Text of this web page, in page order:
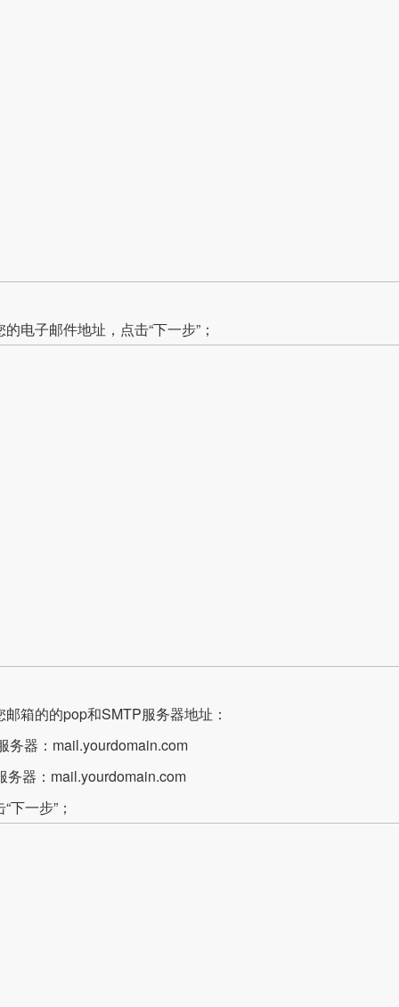
电子邮件地址，点击“下一步”；
邮箱的的pop和SMTP服务器地址：
务器：mail.yourdomain.com
务器：mail.yourdomain.com
下一步”；